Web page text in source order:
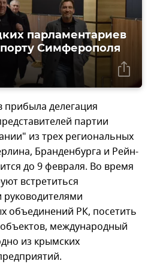
парламентариев
Симферополя
прибыла делегация
партии
из трех региональных
Бранденбурга и Рейн-
до 9 февраля. Во время
встретиться
объединений РК, посетить
международный
из крымских